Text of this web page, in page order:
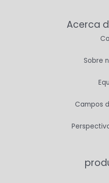
Acerca
Sobre
Campos